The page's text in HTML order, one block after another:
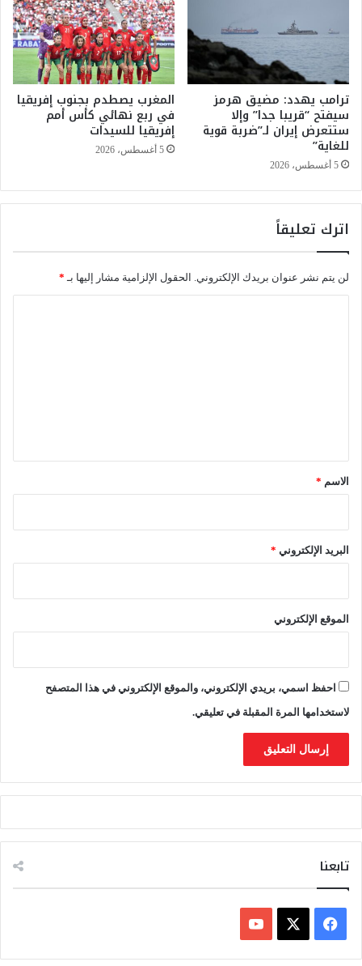
ض
و
ا
ح
ي
ط
ن
خ
ف
ي
ل
ل
ذ
ا
ف
ي
ل
ترامب يهدد: مضيق هرمز
سيفتح “قريبا جدا” وإلا
ستتعرض إيران لـ”ضربة قوية
للغاية”
5 أغسطس، 2026
المغرب يصطدم بجنوب إفريقيا
في ربع نهائي كأس أمم
إفريقيا للسيدات
5 أغسطس، 2026
اترك تعليقاً
لن يتم نشر عنوان بريدك الإلكتروني. الحقول الإلزامية مشار إليها بـ *
*الاسم *
البريد الإلكتروني *
الموقع الإلكتروني
احفظ اسمي، بريدي الإلكتروني، والموقع الإلكتروني في هذا المتصفح
لاستخدامها المرة المقبلة في تعليقي.
تابعنا
ي
X
Y